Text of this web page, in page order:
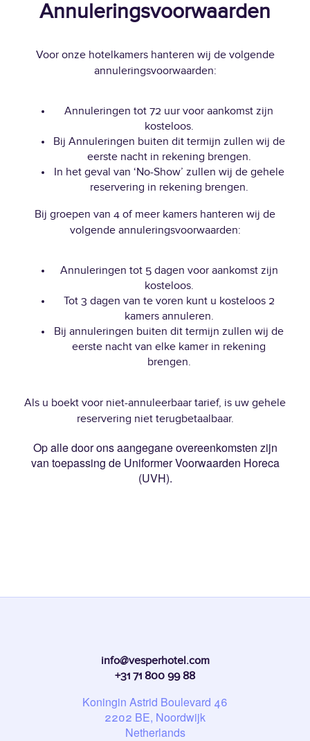
Annuleringsvoorwaarden
Voor onze hotelkamers hanteren wij de volgende
annuleringsvoorwaarden:
Annuleringen tot 72 uur voor aankomst zijn
kosteloos.
Bij Annuleringen buiten dit termijn zullen wij de
eerste nacht in rekening brengen.
In het geval van ‘No-Show’ zullen wij de gehele
reservering in rekening brengen.
Bij groepen van 4 of meer kamers hanteren wij de
volgende annuleringsvoorwaarden:
Annuleringen tot 5 dagen voor aankomst zijn
kosteloos.
Tot 3 dagen van te voren kunt u kosteloos 2
kamers annuleren.
Bij annuleringen buiten dit termijn zullen wij de
eerste nacht van elke kamer in rekening
brengen.
Als u boekt voor niet-annuleerbaar tarief, is uw gehele
reservering niet terugbetaalbaar.
Op alle door ons aangegane overeenkomsten zijn
van toepassing de Uniformer Voorwaarden Horeca
(UVH).
info@vesperhotel.com
+31 71 800 99 88
Koningin Astrid Boulevard 46
2202 BE, Noordwijk
Netherlands